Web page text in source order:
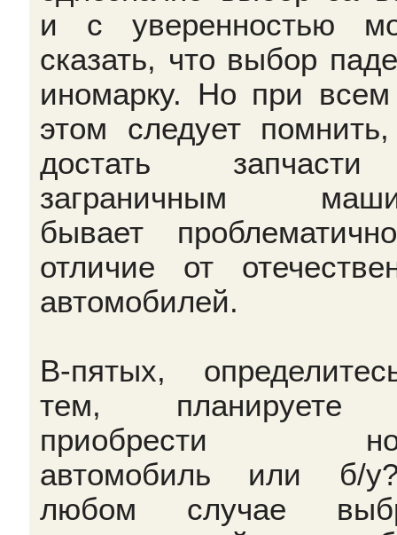
и с уверенностью
сказать, что выбор
иномарку. Но при
этом следует
достать
заграничным
бывает
отличие от
автомобилей.
В-пятых,
тем,
приобрести
автомобиль или б/
любом случае